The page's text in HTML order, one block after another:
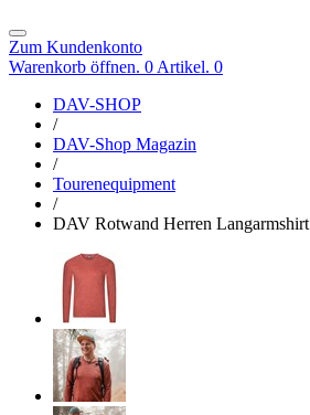
Zum Kundenkonto
Warenkorb öffnen. 0 Artikel. 0
DAV-SHOP
/
DAV-Shop Magazin
/
Tourenequipment
/
DAV Rotwand Herren Langarmshirt